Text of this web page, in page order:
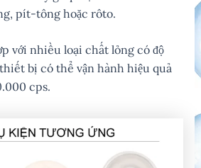
pít-tông hoặc rôto.
với nhiều loại chất lỏng có độ
bị có thể vận hành hiệu quả
cps.